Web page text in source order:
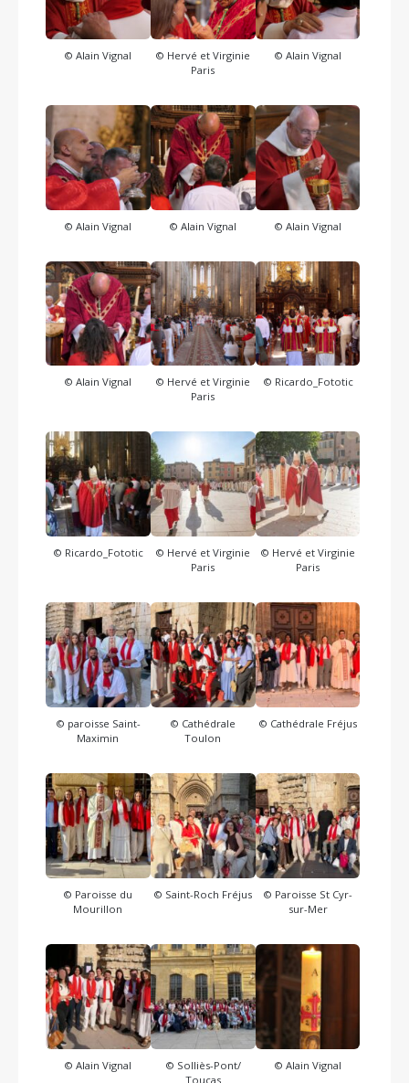
© Alain Vignal
© Hervé et Virginie
Paris
© Alain Vignal
© Alain Vignal © Alain Vignal © Alain Vignal
© Alain Vignal
© Hervé et Virginie
Paris
© Ricardo_Fototic
© Ricardo_Fototic
© Hervé et Virginie
Paris
© Hervé et Virginie
Paris
© paroisse Saint-
Maximin
© Cathédrale
Toulon
© Cathédrale Fréjus
© Paroisse du
Mourillon
© Saint-Roch Fréjus
© Paroisse St Cyr-
sur-Mer
© Alain Vignal
© Solliès-Pont/
Toucas
© Alain Vignal